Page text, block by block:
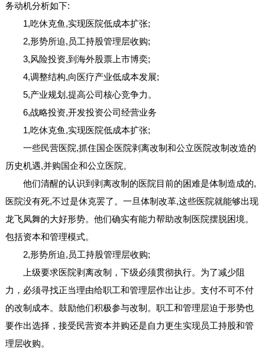
务动机分析如下:
1,吃休克鱼,实现医院低成本扩张;
2,形势所迫,员工持股管理层收购;
3,风险投资,到海外股票上市博奕;
4,调整结构,向医疗产业低成本发展;
5,产业规划,提高公司核心竞争力。
6,战略投资,开发投资公司经营业务
1,吃休克鱼,实现医院低成本扩张;
一些民营医院,抓住国企医院剥离改制和公立医院改制改造的
历史机遇,并购国企和公立医院。
他们清醒的认识到剥离改制的医院目前的困难是体制造成的,
医院没有死,不过是休克罢了。一旦体制改革,这些医院就能够出现
龙飞凤舞的大好形势。他们确实有能力帮助改制医院摆脱困境。
包括资本和管理模式。
2,形势所迫,员工持股管理层收购;
上级要求医院剥离改制，下级必须贯彻执行。为了减少阻
力，必须寻找正当理由给职工和管理层作出让步。支付不可不付
的改制成本。鼓励他们积极参与改制。职工和管理层迫于形势也
要作出选择，接受民营资本并购还是自力更生实现员工持股和管
理层收购。